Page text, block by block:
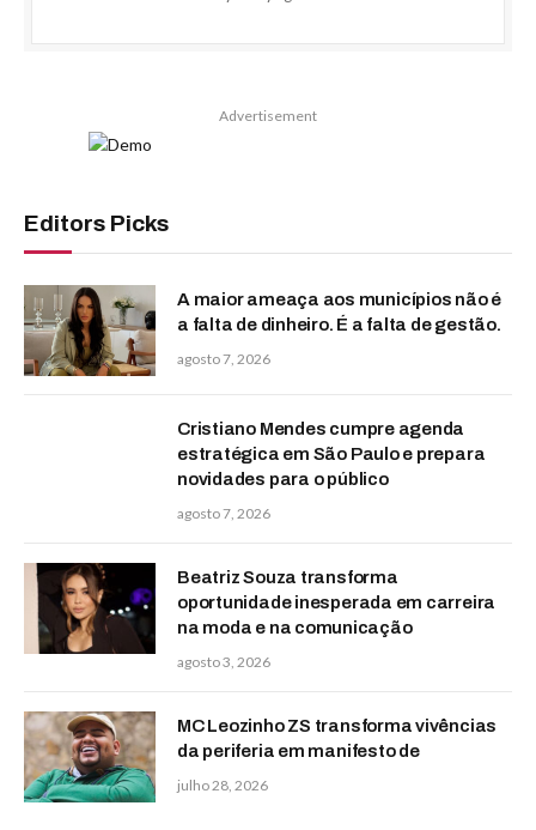
Advertisement
Editors Picks
A maior ameaça aos municípios não é
a falta de dinheiro. É a falta de gestão.
agosto 7, 2026
Cristiano Mendes cumpre agenda
estratégica em São Paulo e prepara
novidades para o público
agosto 7, 2026
Beatriz Souza transforma
oportunidade inesperada em carreira
na moda e na comunicação
agosto 3, 2026
MC Leozinho ZS transforma vivências
da periferia em manifesto de
julho 28, 2026